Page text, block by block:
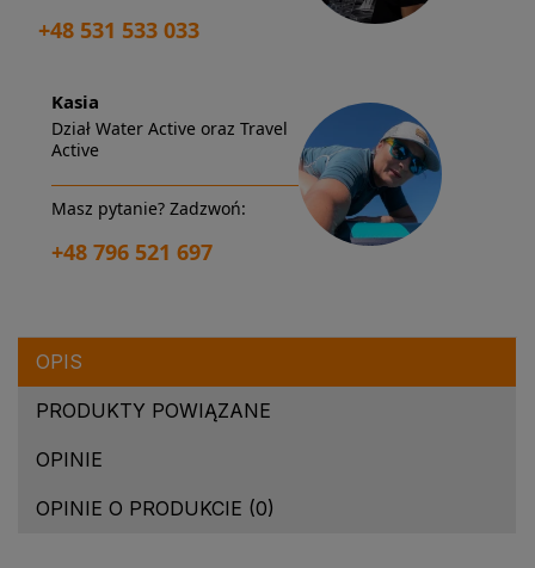
+48 531 533 033
Kasia
Dział Water Active oraz Travel
Active
Masz pytanie? Zadzwoń:
+48 796 521 697
OPIS
PRODUKTY POWIĄZANE
OPINIE
OPINIE O PRODUKCIE (0)